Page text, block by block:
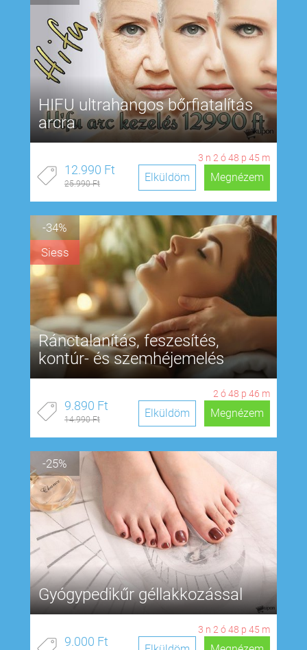
HIFU ultrahangos bőrfiatalítás
arcra
3 n 2ó48 p 44 m
12.990 Ft
25.990 Ft Megnézem
Elküldöm
-34%
Siess
Ránctalanítás, feszesítés,
kontúr- és szemhéjemelés
2 ó48 p 45 m
9.890 Ft
14.990 Ft Megnézem
Elküldöm
-25%
Gyógypedikűr géllakkozással
3 n 2 ó48 p 44 m
9.000 Ft